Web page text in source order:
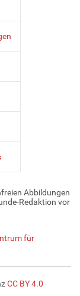
Abbildungen
Redaktion vor
für
CC BY 4.0